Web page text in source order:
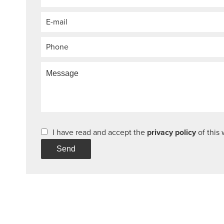
I have read and accept the privacy policy of this
Send